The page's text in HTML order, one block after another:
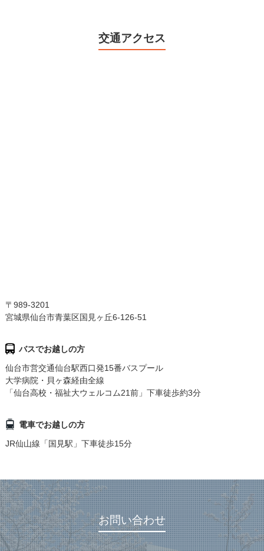
交通アクセス
〒989-3201
宮城県仙台市青葉区国見ヶ丘6-126-51
バスでお越しの方
仙台市営交通仙台駅西口発15番バスプール
大学病院・貝ヶ森経由全線
「仙台高校・福祉大ウェルコム21前」下車徒歩約3分
電車でお越しの方
JR仙山線「国見駅」下車徒歩15分
お問い合わせ